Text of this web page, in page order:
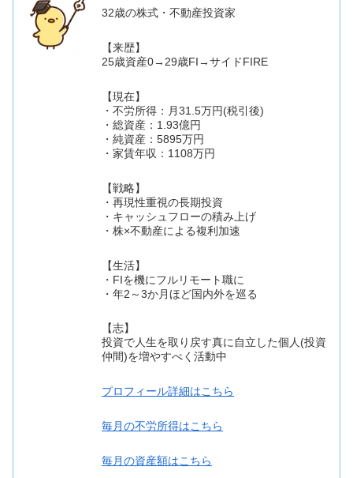
32歳の株式・不動産投資家
【来歴】
25歳資産0→29歳FI→サイドFIRE
【現在】
・不労所得：月31.5万円(税引後)
・総資産：1.93億円
・純資産：5895万円
・家賃年収：1108万円
【戦略】
・再現性重視の長期投資
・キャッシュフローの積み上げ
・株×不動産による複利加速
【生活】
・FIを機にフルリモート職に
・年2～3か月ほど国内外を巡る
【志】
投資で人生を取り戻す真に自立した個人(投資
仲間)を増やすべく活動中
プロフィール詳細はこちら
毎月の不労所得はこちら
毎月の資産額はこちら